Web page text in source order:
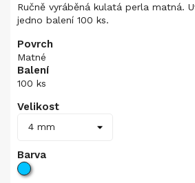
Ručně vyráběná kulatá perla matná.
jedno balení 100 ks.
Povrch
Matné
Balení
100 ks
Velikost
Barva